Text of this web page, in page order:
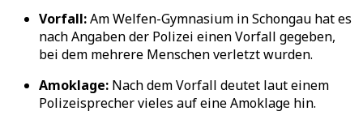
Vorfall:Am Welfen-Gymnasium in Schongau hat es
nach Angaben der Polizei einen Vorfall gegeben,
bei dem mehrere Menschen verletzt wurden.
Amoklage: Nach dem Vorfall deutet laut einem
Polizeisprecher vieles auf eine Amoklage hin.